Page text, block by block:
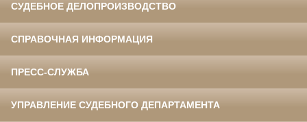
СУДЕБНОЕ ДЕЛОПРОИЗВОДСТВО
СПРАВОЧНАЯ ИНФОРМАЦИЯ
ПРЕСС-СЛУЖБА
УПРАВЛЕНИЕ СУДЕБНОГО ДЕПАРТАМЕНТА